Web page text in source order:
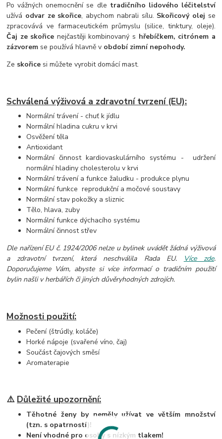
Po vážných onemocnění se dle tradičního lidového léčitelství
užívá odvar ze skořice, abychom nabrali sílu. Skořicový olej se
zpracovává ve farmaceutickém průmyslu (silice, tinktury, oleje).
Čaj ze skořice nejčastěji kombinovaný s hřebíčkem, citrónem a
zázvorem se používá hlavně v období zimní nepohody.
Ze skořice si můžete vyrobit domácí mast.
Schválená výživová a zdravotní tvrzení (EU):
Normální trávení - chuť k jídlu
Normální hladina cukru v krvi
Osvěžení těla
Antioxidant
Normální činnost kardiovaskulárního systému - udržení
normální hladiny cholesterolu v krvi
Normální trávení a funkce žaludku - produkce plynu
Normální funkce reprodukční a močové soustavy
Normální stav pokožky a sliznic
Tělo, hlava, zuby
Normální funkce dýchacího systému
Normální činnost střev
Dle nařízení EU č. 1924/2006 nelze u bylinek uvádět žádná výživová
a zdravotní tvrzení, která neschválila Rada EU.
Více zde.
Doporučujeme Vám, abyste si více informací o tradičním použití
bylin našli v herbářích či jiných důvěryhodných zdrojích.
Možnosti použití:
Pečení (štrúdly, koláče)
Horké nápoje (svařené víno, čaj)
Součást čajových směsí
Aromaterapie
⚠️ Důležité upozornění:
Těhotné ženy by neměly užívat ve větším množství
(tzn. s opatrností)!
Není vhodné pro osoby s nízkým tlakem!